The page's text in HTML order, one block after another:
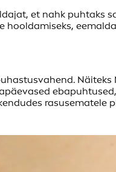
et nahk puhtaks
hooldamiseks,